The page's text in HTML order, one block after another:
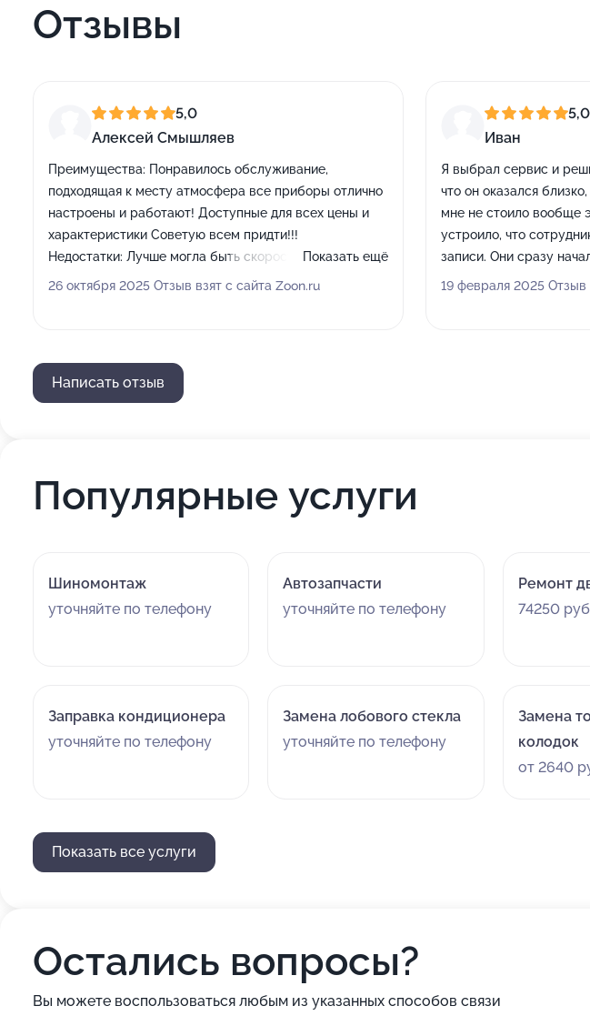
Отзывы
5,0
Алексей Смышляев
Преимущества: Понравилось обслуживание,
подходящая к месту атмосфера все приборы отлично
настроены и работают! Доступные для всех цены и
характеристики Советую всем придти!!!
Недостатки: Лучше могла быть скорость
обслуживания и скорость очереди! А так все
Показать ещё
26 октября 2025 Отзыв взят с сайта Zoon.ru
5,0
Иван
Я выбрал сервис и
что он оказался
мне не стоило вообще
устроило, что
записи. Они сразу
и за день справились с
19 февраля 2025 Отзыв
Написать отзыв
Популярные услуги
Шиномонтаж
уточняйте по телефону
Автозапчасти
уточняйте по телефону
Ремонт
74250
Заправка кондиционера
уточняйте по телефону
Замена лобового стекла
уточняйте по телефону
Замена
колодок
от 2640
Показать все услуги
Остались вопросы?
Вы можете воспользоваться любым из указанных способов связи